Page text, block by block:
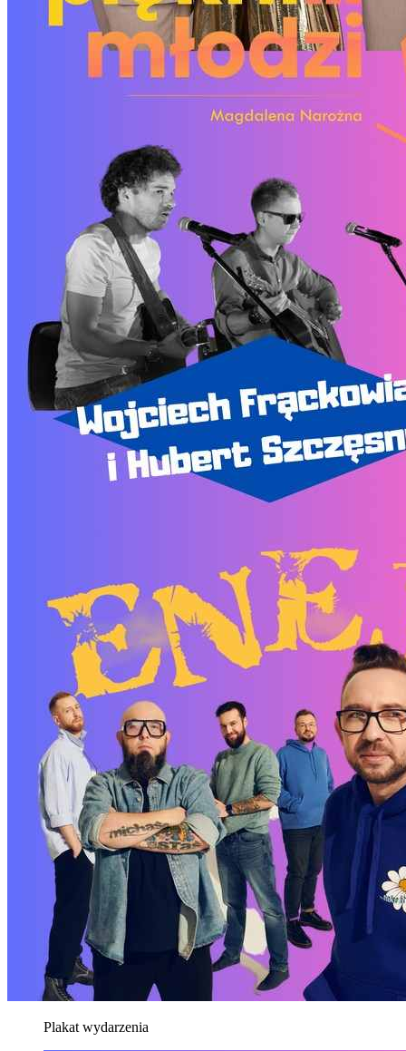
Plakat wydarzenia